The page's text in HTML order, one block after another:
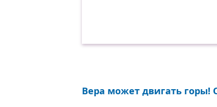
Вера может двигать горы!